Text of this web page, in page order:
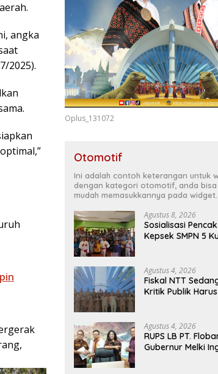
angka
2025).
Oplus_131072
Otomotif
Ini adalah contoh keterangan untuk
dengan kategori otomotif, anda bisa
mudah memasukkannya pada widget.
Agustus 8, 2026
Sosialisasi
Kepsek SMPN 5
Ekstrakurikuler
Agustus 4, 2026
Fiskal NTT
Kritik Publik
Agustus 4, 2026
RUPS LB PT.
Gubernur Melki